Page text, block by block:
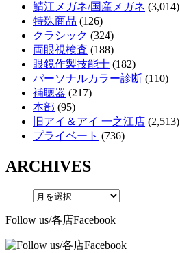
鯖江メガネ/国産メガネ (3,014)
特殊商品 (126)
クラシック (324)
両眼視検査 (188)
眼鏡作製技能士 (182)
パーソナルカラー診断 (110)
補聴器 (217)
本部 (95)
旧アイ＆アイ 一之江店 (2,513)
プライベート (736)
ARCHIVES
Follow us/各店Facebook